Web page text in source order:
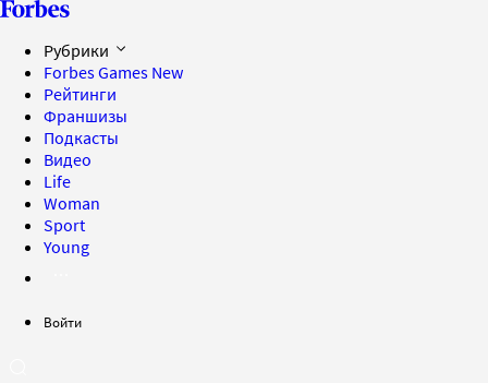
Рубрики
Forbes Games New
Рейтинги
Франшизы
Подкасты
Видео
Life
Woman
Sport
Young
Войти